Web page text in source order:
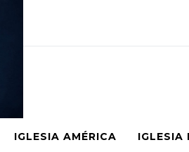
IGLESIA AMÉRICA IGLESIA